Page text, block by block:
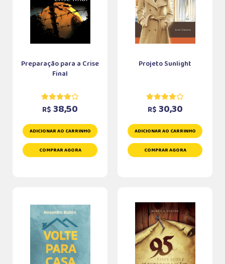
Preparação para a Crise
Final
R$ 38,50
ADICIONAR AO CARRINHO
COMPRAR AGORA
Projeto Sunlight
R$ 30,30
ADICIONAR AO CARRINHO
COMPRAR AGORA